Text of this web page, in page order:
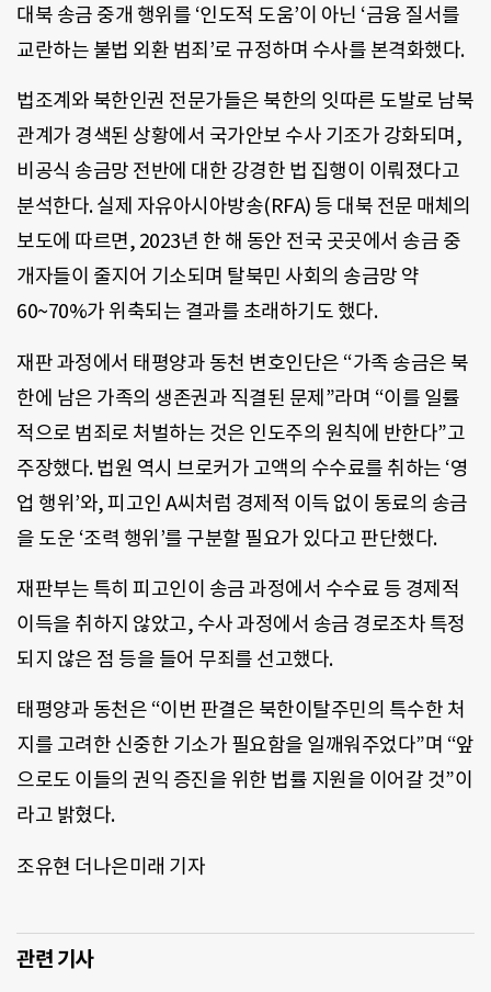
대북 송금 중개 행위를 ‘인도적 도움’이 아닌 ‘금융 질서를
교란하는 불법 외환 범죄’로 규정하며 수사를 본격화했다.
법조계와 북한인권 전문가들은 북한의 잇따른 도발로 남북
관계가 경색된 상황에서 국가안보 수사 기조가 강화되며,
비공식 송금망 전반에 대한 강경한 법 집행이 이뤄졌다고
분석한다. 실제 자유아시아방송(RFA) 등 대북 전문 매체의
보도에 따르면, 2023년 한 해 동안 전국 곳곳에서 송금 중
개자들이 줄지어 기소되며 탈북민 사회의 송금망 약
60~70%가 위축되는 결과를 초래하기도 했다.
재판 과정에서 태평양과 동천 변호인단은 “가족 송금은 북
한에 남은 가족의 생존권과 직결된 문제”라며 “이를 일률
적으로 범죄로 처벌하는 것은 인도주의 원칙에 반한다”고
주장했다. 법원 역시 브로커가 고액의 수수료를 취하는 ‘영
업 행위’와, 피고인 A씨처럼 경제적 이득 없이 동료의 송금
을 도운 ‘조력 행위’를 구분할 필요가 있다고 판단했다.
재판부는 특히 피고인이 송금 과정에서 수수료 등 경제적
이득을 취하지 않았고, 수사 과정에서 송금 경로조차 특정
되지 않은 점 등을 들어 무죄를 선고했다.
태평양과 동천은 “이번 판결은 북한이탈주민의 특수한 처
지를 고려한 신중한 기소가 필요함을 일깨워주었다”며 “앞
으로도 이들의 권익 증진을 위한 법률 지원을 이어갈 것”이
라고 밝혔다.
조유현 더나은미래 기자
관련 기사